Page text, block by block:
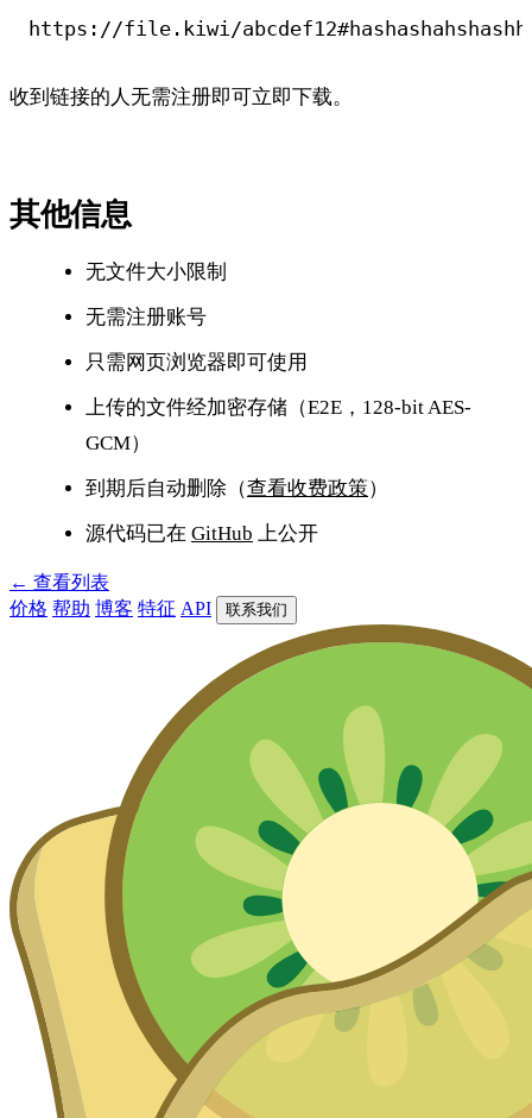
收到链接的人无需注册即可立即下载。
其他信息
无文件大小限制
无需注册账号
只需网页浏览器即可使用
上传的文件经加密存储（E2E，128-bit AES-
GCM）
到期后自动删除（查看收费政策）
源代码已在 GitHub 上公开
← 查看列表
价格 帮助 博客 特征 API 联系我们